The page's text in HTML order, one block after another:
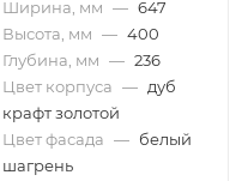
Ширина, мм — 647
Высота, мм — 400
Глубина, мм — 236
Цвет корпуса — дуб
крафт золотой
Цвет фасада — белый
шагрень